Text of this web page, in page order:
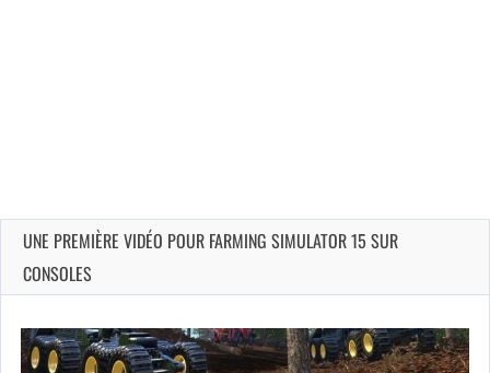
UNE PREMIÈRE VIDÉO POUR FARMING SIMULATOR 15 SUR
CONSOLES